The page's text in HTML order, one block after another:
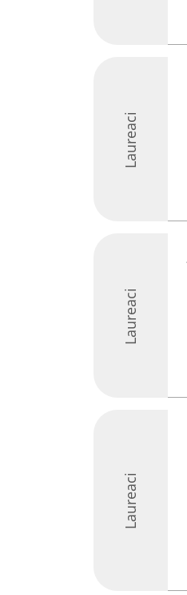
Laureaci
Laureaci
Laureaci